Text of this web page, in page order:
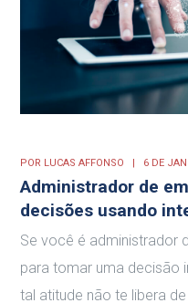
POR LUCAS AFFONSO 6 DE
Administrador de
decisões usando
Se você é administrador
para tomar uma decisão
tal atitude não te libera